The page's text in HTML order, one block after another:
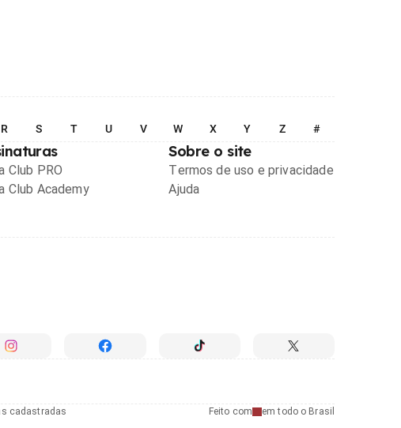
R S T U V W X Y Z #
Club PRO
Club Academy
Sobre o site
Termos de uso e privacidade
Ajuda
Feito com em todo o Brasil
cadastradas